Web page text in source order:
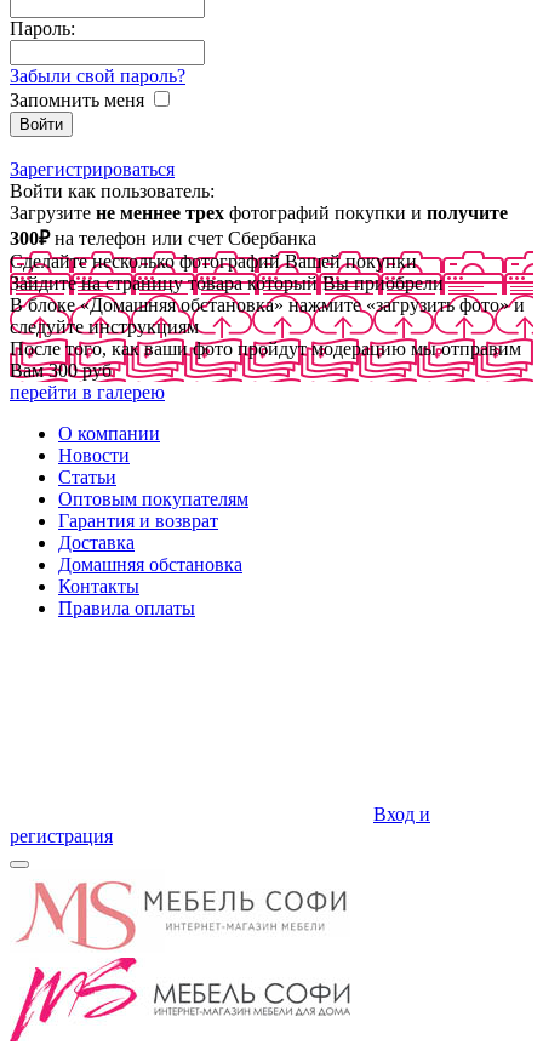
Пароль:
Забыли свой пароль?
Запомнить меня
Зарегистрироваться
Войти как пользователь:
Загрузите не меннее трех фотографий покупки и получите
300₽на телефон или счет Сбербанка
Сделайте несколько фотографий Вашей покупки
Зайдите на страницу товара который Вы приобрели
В блоке «Домашняя обстановка» нажмите «загрузить фото» и
следуйте инструкциям
После того, как ваши фото пройдут модерацию мы отправим
Вам 300 руб
перейти в галерею
О компании
Новости
Статьи
Оптовым покупателям
Гарантия и возврат
Доставка
Домашняя обстановка
Контакты
Правила оплаты
Вход и
регистрация